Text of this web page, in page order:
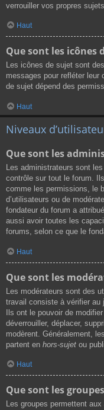
verrouiller vos propres sujets.
Haut
Que sont les icônes
Les icônes de sujet sont
messages pour refléter leur
de sujet dépend des
Haut
Niveaux
Que sont les
Les administrateurs sont
contrôle sur tout le forum.
comme les permissions, le
d’utilisateurs ou de
fondateur du forum a
aussi avoir toutes les
forums, selon ce que le
Haut
Que sont les
Les modérateurs sont des
travail consiste à vérifier au
Ils ont le pouvoir de
déverrouiller, déplacer,
modèrent. Généralement,
partent en hors-sujet ou
Haut
Que sont les
Les groupes permettent